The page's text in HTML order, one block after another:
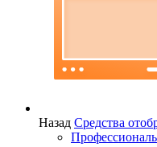
Назад Средства